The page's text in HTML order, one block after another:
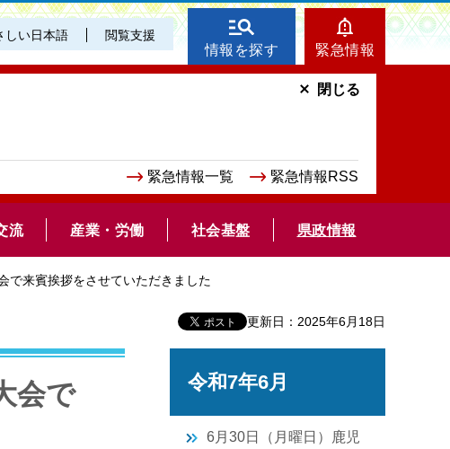
しい日本語 閲覧支援
情報を探す 緊急情報
緊急情報一覧 緊急情報RSS
閉じる
流 産業・労働 社会基盤 県政情報
で来賓挨拶をさせていただきました
更新日：2025年6月18日
会で
令和7年6月
6月30日（月曜日）鹿児